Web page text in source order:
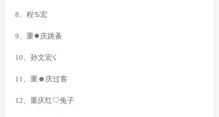
8、程♋宏
9、重✹庆跳蚤
10、孙文宏☇
11、重☻庆过客
12、重庆红♡兔子